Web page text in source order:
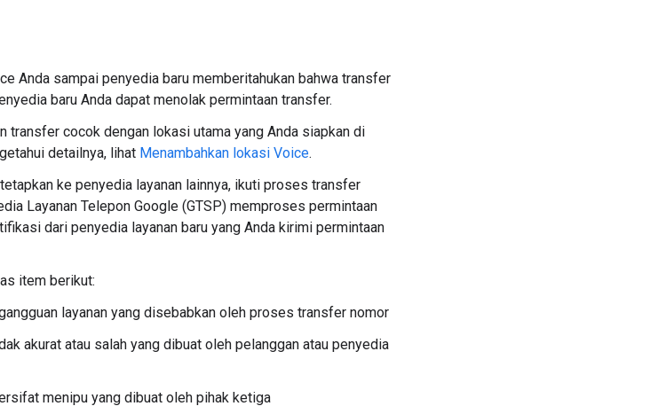
Anda sampai penyedia baru memberitahukan bahwa transfer
baru Anda dapat menolak permintaan transfer.
transfer cocok dengan lokasi utama yang Anda siapkan di
detailnya, lihat Menambahkan lokasi Voice.
ke penyedia layanan lainnya, ikuti proses transfer
Layanan Telepon Google (GTSP) memproses permintaan
dari penyedia layanan baru yang Anda kirimi permintaan
item berikut:
layanan yang disebabkan oleh proses transfer nomor
akurat atau salah yang dibuat oleh pelanggan atau penyedia
menipu yang dibuat oleh pihak ketiga